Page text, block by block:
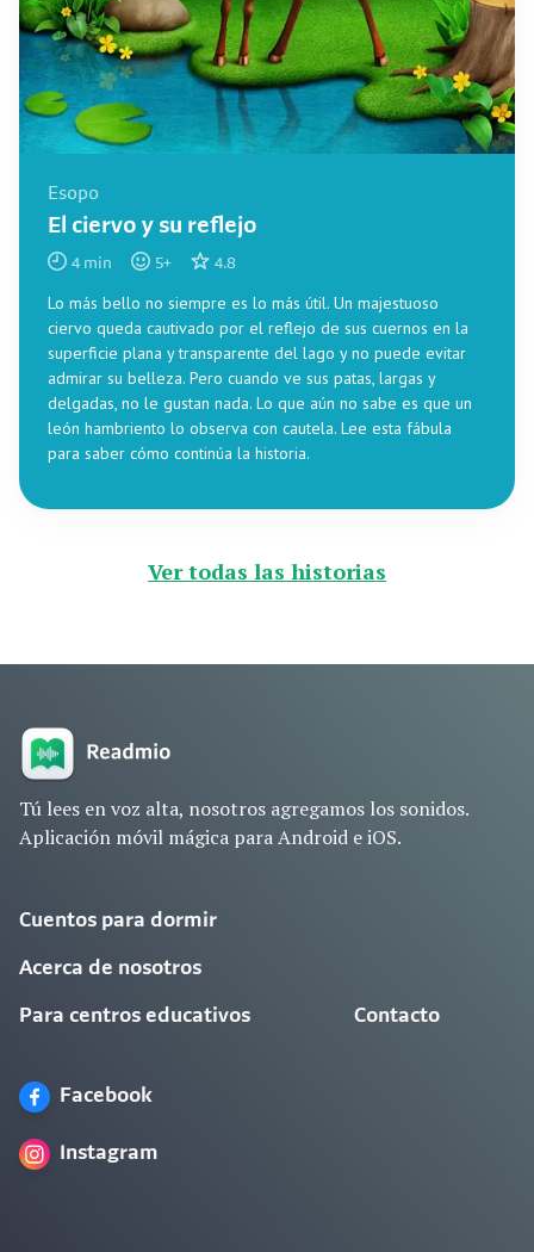
Esopo
El ciervo y su reflejo
4min 5+ 4.8
Lo más bello no siempre es lo más útil. Un majestuoso
ciervo queda cautivado por el reflejo de sus cuernos en la
superficie plana y transparente del lago y no puede evitar
admirar su belleza. Pero cuando ve sus patas, largas y
delgadas, no le gustan nada. Lo que aún no sabe es que un
león hambriento lo observa con cautela. Lee esta fábula
para saber cómo continúa la historia.
Ver todas las historias
Tú lees en voz alta, nosotros agregamos los sonidos.
Aplicación móvil mágica para Android e iOS.
Cuentos para dormir
Acerca de nosotros
Para centros educativos Contacto
Facebook
Instagram